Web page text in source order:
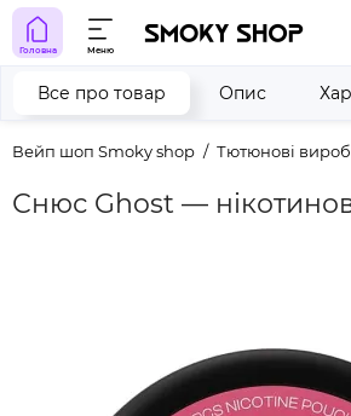
Головна Меню
Вейп шоп Smoky shop Тютюнові
Снюс Ghost —
Все про товар Опис